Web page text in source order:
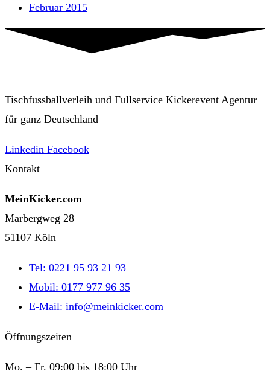
Februar 2015
Tischfussballverleih und Fullservice Kickerevent Agentur
für ganz Deutschland
Linkedin Facebook
Kontakt
MeinKicker.com
Marbergweg 28
51107 Köln
Tel: 0221 95 93 21 93
Mobil: 0177 977 96 35
E-Mail: info@meinkicker.com
Öffnungszeiten
Mo. – Fr. 09:00 bis 18:00 Uhr